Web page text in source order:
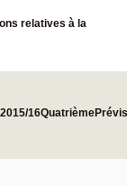
relatives à la
2015/16Quatrième